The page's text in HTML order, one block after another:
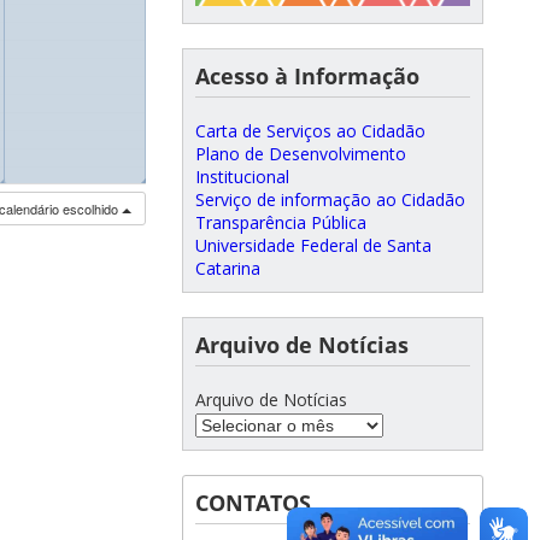
◢ ◢
escolhido
Acesso à Informação
Carta de Serviços ao Cidadão
Plano de Desenvolvimento
Institucional
Serviço de informação ao Cidadão
Transparência Pública
Universidade Federal de Santa
Catarina
Arquivo de Notícias
Arquivo de Notícias
CONTATOS